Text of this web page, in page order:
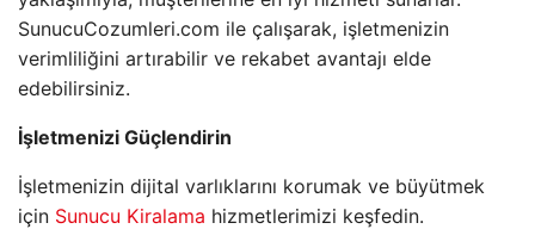
SunucuCozumleri.com ile çalışarak, işletmenizin
verimliliğini artırabilir ve rekabet avantajı elde
edebilirsiniz.
İşletmenizi Güçlendirin
İşletmenizin dijital varlıklarını korumak ve büyütmek
için Sunucu Kiralama hizmetlerimizi keşfedin.